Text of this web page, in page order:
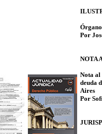
Por
NOTA
Nota
deuda
Aires
Por